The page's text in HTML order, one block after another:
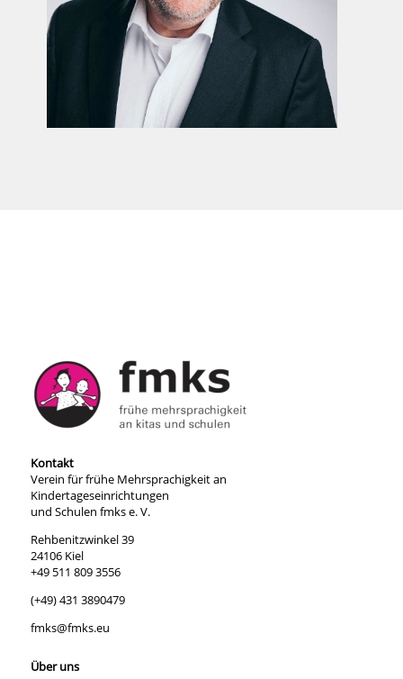
Kontakt
Verein für frühe Mehrsprachigkeit an
Kindertageseinrichtungen
und Schulen fmks e. V.
Rehbenitzwinkel 39
24106 Kiel
+49 511 809 3556
(+49) 431 3890479
fmks@fmks.eu
Über uns